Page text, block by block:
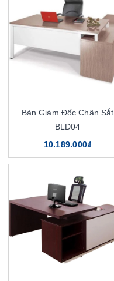
Bàn Giám Đốc Chân Sắt
BLD04
10.189.000₫